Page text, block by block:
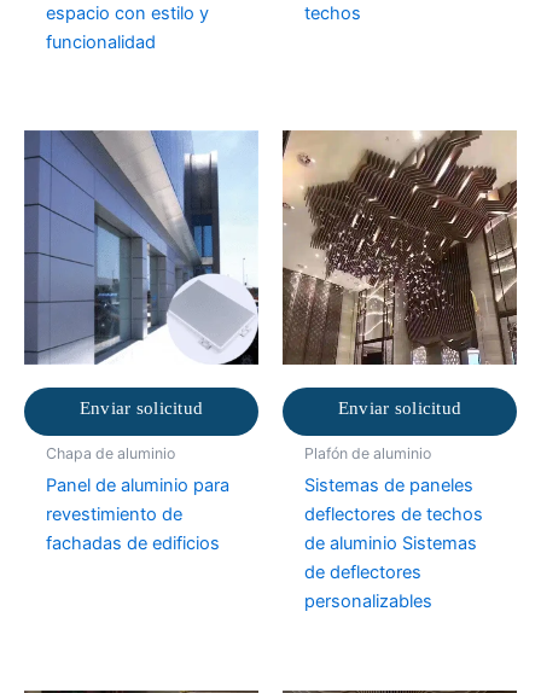
espacio con estilo y
funcionalidad
techos
Enviar solicitud
Chapa de aluminio
Panel de aluminio para
revestimiento de
fachadas de edificios
Enviar solicitud
Plafón de aluminio
Sistemas de paneles
deflectores de techos
de aluminio Sistemas
de deflectores
personalizables